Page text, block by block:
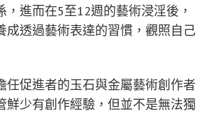
，進而在5至12週的藝術浸淫後，
成透過藝術表達的習慣，觀照自己
任促進者的玉石與金屬藝術創作者
鮮少有創作經驗，但並不是無法獨